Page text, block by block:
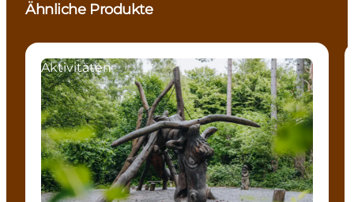
Ähnliche Produkte
Aktivitäten